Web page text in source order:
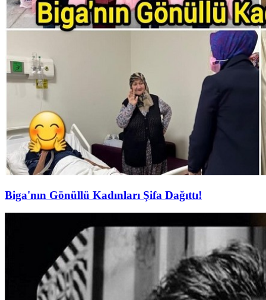
Biga'nın Gönüllü Kadınları Şifa Dağıttı!